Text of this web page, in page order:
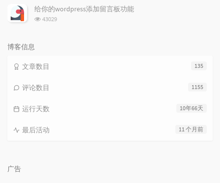
次
数:
给你的wordpress添加留言板功能
浏
43029
博客信息
135
文章数目
1155
评论数目
10年66天
运行天数
11 个月前
最后活动
广告